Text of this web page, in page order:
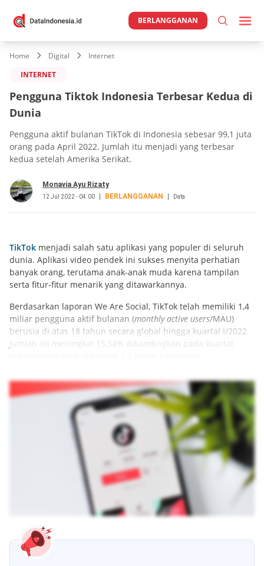
BERLANGGANAN
Home Digital
Internet
INTERNET
Pengguna Tiktok Indonesia Terbesar Kedua di
Dunia
Pengguna aktif bulanan TikTok di Indonesia sebesar 99,1 juta
orang pada April 2022. Jumlah itu menjadi yang terbesar
kedua setelah Amerika Serikat.
Monavia Ayu Rizaty
12 Jul 2022 - 04.00 BERLANGGANAN Data
TikTok menjadi salah satu aplikasi yang populer di seluruh
dunia. Aplikasi video pendek ini sukses menyita perhatian
banyak orang, terutama anak-anak muda karena tampilan
serta fitur-fitur menarik yang ditawarkannya.
Berdasarkan laporan We Are Social, TikTok telah memiliki 1,4
miliar pengguna aktif bulanan (monthly active users/MAU)
berusia di atas 18 tahun secara global hingga kuartal I/2022.
Jumlah ini meningkat 15,34% dibandingkan pada kuartal